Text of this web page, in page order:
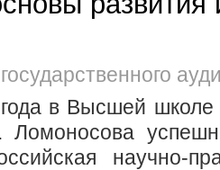
в Высшей школе
научно-